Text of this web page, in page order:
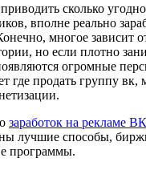
сколько
вполне реально
многое зависит
но если плотно
огромные
где продать группу
заработок на рекламе ВК
лучшие способы,
программы.